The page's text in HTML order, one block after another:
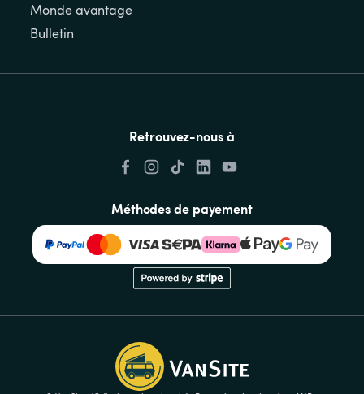
Monde avantage
Bulletin
Retrouvez-nous à
Méthodes de payement